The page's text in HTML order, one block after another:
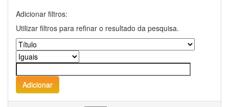
Adicionar filtros:
Utilizar filtros para refinar o resultado da pesquisa.